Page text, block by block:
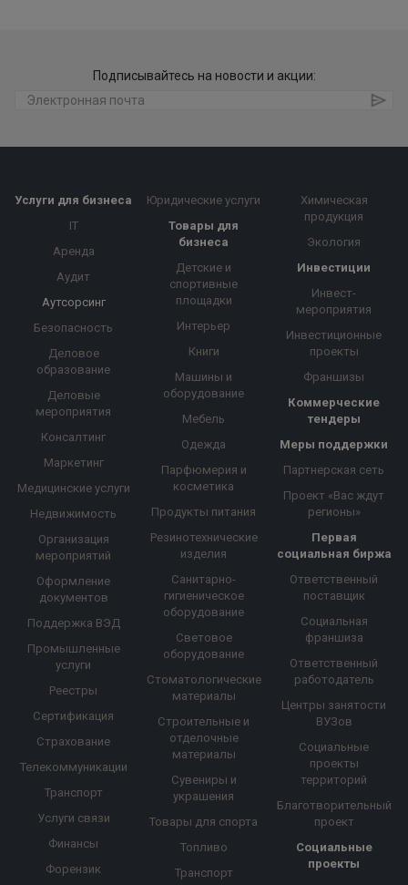
Подписывайтесь на новости и акции:
Услуги для бизнеса
IT
Аренда
Аудит
Аутсорсинг
Безопасность
Деловое
образование
Деловые
мероприятия
Консалтинг
Маркетинг
Медицинские услуги
Недвижимость
Организация
мероприятий
Оформление
документов
Поддержка ВЭД
Промышленные
услуги
Реестры
Сертификация
Страхование
Телекоммуникации
Транспорт
Услуги связи
Финансы
Форензик
Юридические услуги
Товары для
бизнеса
Детские и
спортивные
площадки
Интерьер
Книги
Машины и
оборудование
Мебель
Одежда
Парфюмерия и
косметика
Продукты питания
Резинотехнические
изделия
Санитарно-
гигиеническое
оборудование
Световое
оборудование
Стоматологические
материалы
Строительные и
отделочные
материалы
Сувениры и
украшения
Товары для спорта
Топливо
Транспорт
Химическая
продукция
Экология
Инвестиции
Инвест-
мероприятия
Инвестиционные
проекты
Франшизы
Коммерческие
тендеры
Меры поддержки
Партнерская сеть
Проект «Вас ждут
регионы»
Первая
социальная биржа
Ответственный
поставщик
Социальная
франшиза
Ответственный
работодатель
Центры занятости
ВУЗов
Социальные
проекты
территорий
Благотворительный
проект
Социальные
проекты